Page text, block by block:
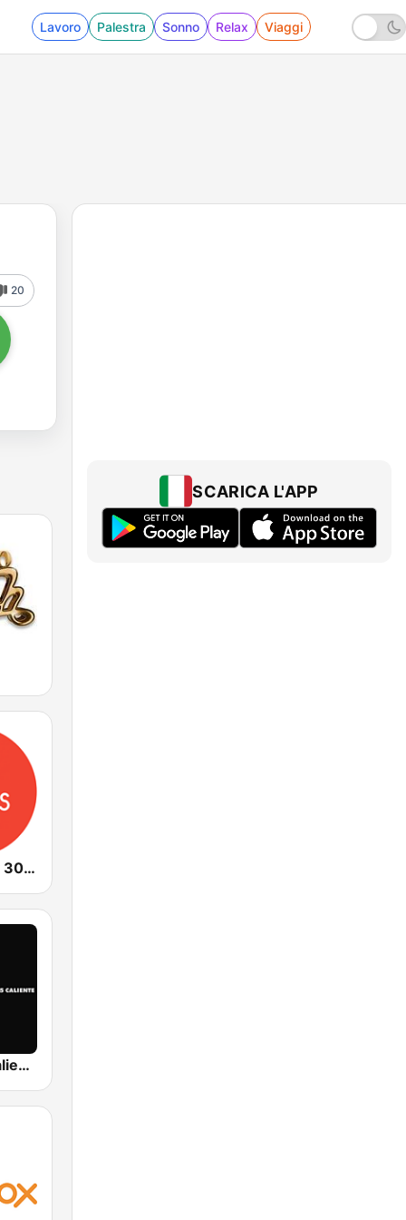
Lavoro Palestra Sonno Relax Viaggi
20
Radio Deejay 30 Songs
RTL 102.5 Caliente
SCARICA L'APP